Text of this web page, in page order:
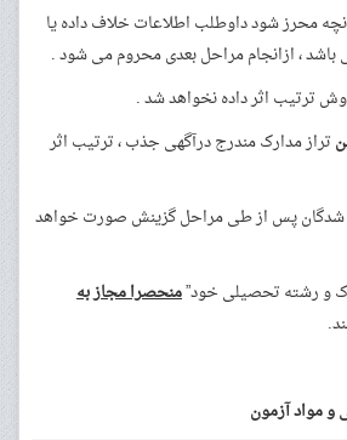
محرز شود داوطلب اطلاعات خلاف داده یا
باشد ، ازانجام مراحل بعدی محروم می شود .
تراز مدارک مندرج درآگهی جذب ، ترتیب اثر
شدگان پس از طی مراحل گزینش صورت خواهد
منحصرا مجاز به
مواد آزمون